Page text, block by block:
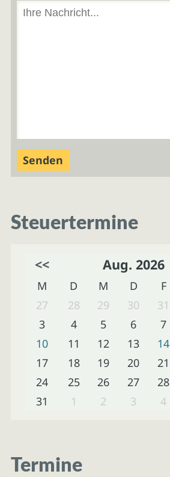
Steuertermine
<< Aug. 2026
M D M D F
27
28 29 30 31
3
4 5 6 7
10
11 12 13 14
17
18 19 20 21
24
25 26 27 28
31
1 2 3 4
Termine